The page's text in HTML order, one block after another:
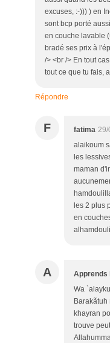
excuses, :-))) ) en
sont bcp porté
en couche lavable
bradé ses prix à
/> <br /> En tout
tout ce que tu fais,
Répondre
F fatima 29/
alaikoum
les
maman
les 2 plus
en
A Apprends
Wa
Barakãtuh
khayran
trouve